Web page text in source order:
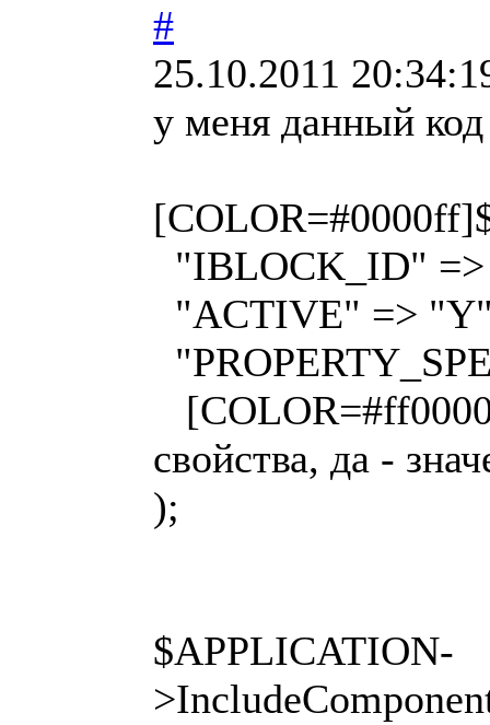
#
25.10.2011
у меня данный код
"IBLOCK_ID"
"ACTIVE" =>
свойства, да -
);
$APPLICATION-